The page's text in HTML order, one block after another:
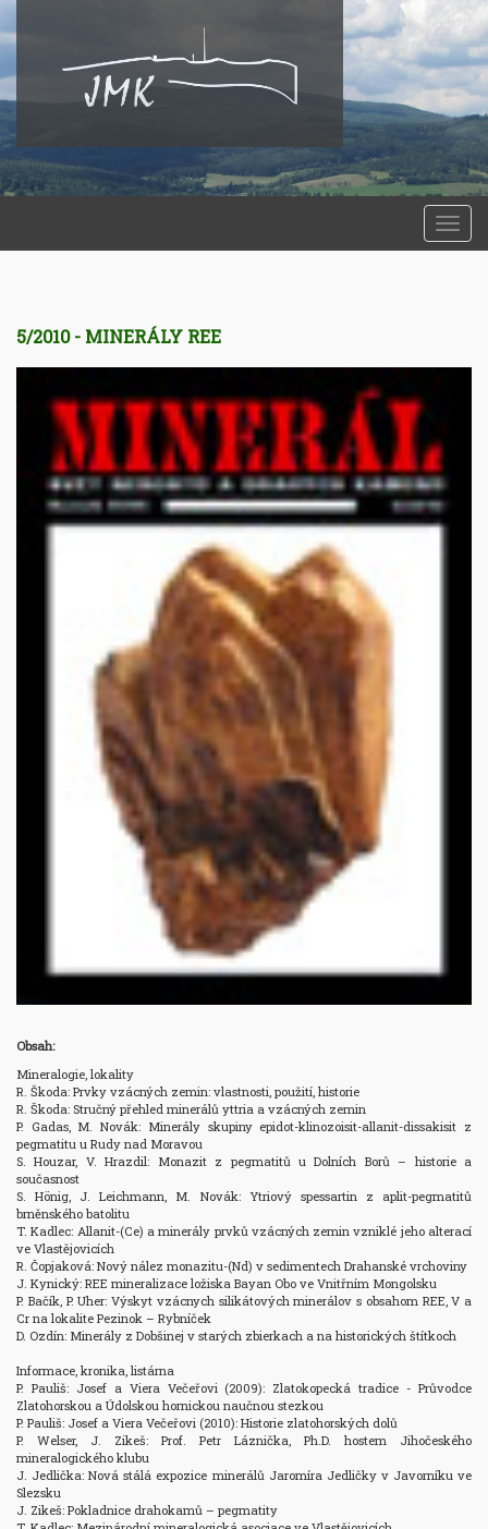
5/2010 - MINERÁLY REE
Obsah:
Mineralogie, lokality
R. Škoda: Prvky vzácných zemin: vlastnosti, použití, historie
R. Škoda: Stručný přehled minerálů yttria a vzácných zemin
P. Gadas, M. Novák: Minerály skupiny epidot-klinozoisit-allanit-dissakisit z
pegmatitu u Rudy nad Moravou
S. Houzar, V. Hrazdil: Monazit z pegmatitů u Dolních Borů – historie a
současnost
S. Hönig, J. Leichmann, M. Novák: Ytriový spessartin z aplit-pegmatitů
brněnského batolitu
T. Kadlec: Allanit-(Ce) a minerály prvků vzácných zemin vzniklé jeho alterací
ve Vlastějovicích
R. Čopjaková: Nový nález monazitu-(Nd) v sedimentech Drahanské vrchoviny
J. Kynický: REE mineralizace ložiska Bayan Obo ve Vnitřním Mongolsku
P. Bačík, P. Uher: Výskyt vzácnych silikátových minerálov s obsahom REE, V a
Cr na lokalite Pezinok – Rybníček
D. Ozdín: Minerály z Dobšinej v starých zbierkach a na historických štítkoch
Informace, kronika, listárna
P. Pauliš: Josef a Viera Večeřovi (2009): Zlatokopecká tradice - Průvodce
Zlatohorskou a Údolskou hornickou naučnou stezkou
P. Pauliš: Josef a Viera Večeřovi (2010): Historie zlatohorských dolů
P. Welser, J. Zikeš: Prof. Petr Láznička, Ph.D. hostem Jihočeského
mineralogického klubu
J. Jedlička: Nová stálá expozice minerálů Jaromíra Jedličky v Javorníku ve
Slezsku
J. Zikeš: Pokladnice drahokamů – pegmatity